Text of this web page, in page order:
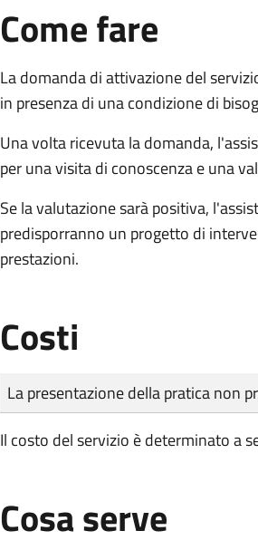
Come fare
La domanda di attivazione del
in presenza di una condizione di
Una volta ricevuta la domanda,
per una visita di conoscenza e una
Se la valutazione sarà positiva,
predisporranno un progetto di
prestazioni.
Costi
Tipo di pagamento
Importo
La presentazione della pratica non
Il costo del servizio è determinato a
Cosa serve